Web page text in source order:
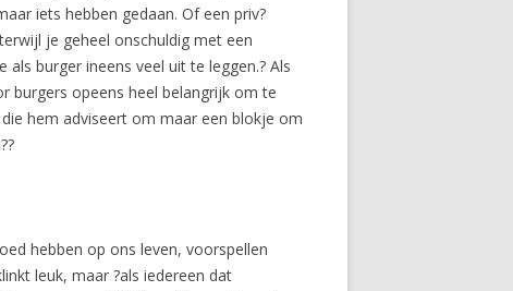
iets hebben gedaan. Of een priv?
je geheel onschuldig met een
burger ineens veel uit te leggen.? Als
burgers opeens heel belangrijk om te
hem adviseert om maar een blokje om
hebben op ons leven, voorspellen
leuk, maar ?als iedereen dat